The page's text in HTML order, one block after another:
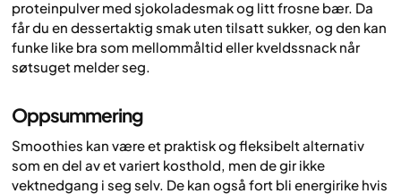
proteinpulver med sjokoladesmak og litt frosne bær. Da
får du en dessertaktig smak uten tilsatt sukker, og den kan
funke like bra som mellommåltid eller kveldssnack når
søtsuget melder seg.
Oppsummering
Smoothies kan være et praktisk og fleksibelt alternativ
som en del av et variert kosthold, men de gir ikke
vektnedgang i seg selv. De kan også fort bli energirike hvis